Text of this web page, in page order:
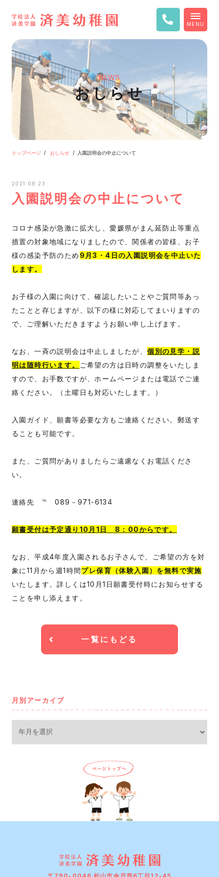
MENU
NEWS
おしらせ
トップページ おしらせ 入園説明会の中止について
2021.08.23
入園説明会の中止について
コロナ感染が急激に拡大し、愛媛県がまん延防止等重点
措置の対象地域になりましたので、関係者の皆様、お子
様の感染予防のため 9月3・4日の入園説明会を中止いた
します。
お子様の入園に向けて、確認したいことやご質問等あっ
たことと存じますが、以下の様に対応してまいりますの
で、ご理解いただきますようお願い申し上げます。
なお、一斉の説明会は中止しましたが、個別の見学・説
明は随時行います。
ご希望の方は日時の調整をいたしま
すので、お手数ですが、ホームページまたは電話でご連
絡ください。（土曜日も対応いたします。）
入園ガイド、願書等必要な方もご連絡ください。郵送す
ることも可能です。
また、ご質問がありましたらご遠慮なくお電話くださ
い。
連絡先 ℡ 089－971-6134
願書受付は予定通り10月1日 8：00からです。
なお、平成4年度入園されるお子さんで、ご希望の方を対
象に11月から週1時間プレ保育（体験入園）を無料で実施
いたします。詳しくは10月1日願書受付時にお知らせする
ことを申し添えます。
一覧にもどる
月別アーカイブ